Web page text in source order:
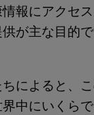
情報にアクセ
が主な目的
によると、
中にいくらで